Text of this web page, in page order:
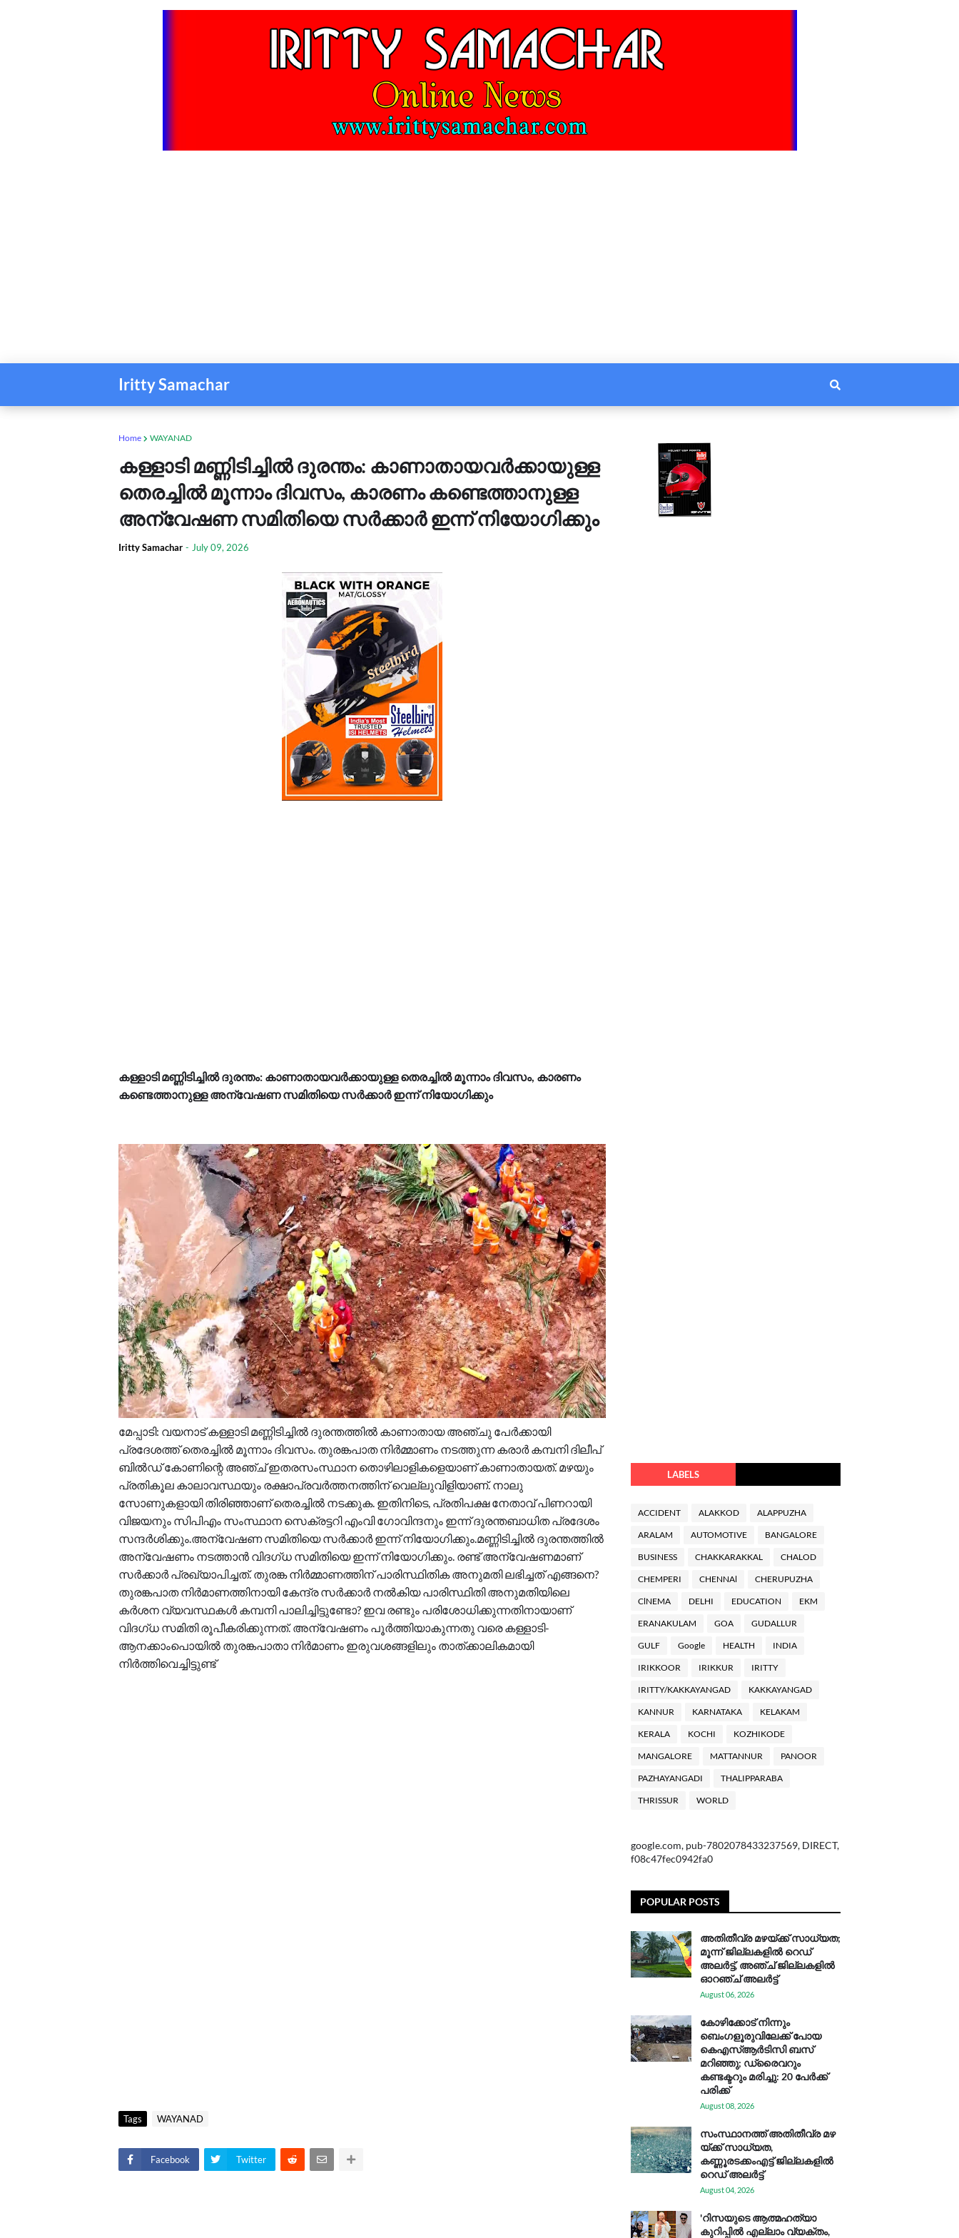
Iritty Samachar
Home WAYANAD
കള്ളാടി മണ്ണിടിച്ചിൽ ദുരന്തം: കാണാതായവർക്കായുള്ള
തെരച്ചിൽ മൂന്നാം ദിവസം, കാരണം കണ്ടെത്താനുള്ള
അന്വേഷണ സമിതിയെ സർക്കാർ ഇന്ന് നിയോഗിക്കും
Iritty Samachar - July 09, 2026
കള്ളാടി മണ്ണിടിച്ചിൽ ദുരന്തം: കാണാതായവർക്കായുള്ള തെരച്ചിൽ മൂന്നാം ദിവസം, കാരണം
കണ്ടെത്താനുള്ള അന്വേഷണ സമിതിയെ സർക്കാർ ഇന്ന് നിയോഗിക്കും
മേപ്പാടി: വയനാട് കള്ളാടി മണ്ണിടിച്ചിൽ ദുരന്തത്തിൽ കാണാതായ അഞ്ചു പേർക്കായി
പ്രദേശത്ത് തെരച്ചിൽ മൂന്നാം ദിവസം. തുരങ്കപാത നിർമ്മാണം നടത്തുന്ന കരാർ കമ്പനി ദിലീപ്
ബിൽഡ് കോണിന്റെ അഞ്ച് ഇതരസംസ്ഥാന തൊഴിലാളികളെയാണ് കാണാതായത്. മഴയും
പ്രതികൂല കാലാവസ്ഥയും രക്ഷാപ്രവർത്തനത്തിന് വെല്ലുവിളിയാണ്. നാലു
സോണുകളായി തിരിഞ്ഞാണ് തെരച്ചിൽ നടക്കുക. ഇതിനിടെ, പ്രതിപക്ഷ നേതാവ് പിണറായി
വിജയനും സിപിഎം സംസ്ഥാന സെക്രട്ടറി എംവി ഗോവിന്ദനും ഇന്ന് ദുരന്തബാധിത പ്രദേശം
സന്ദർശിക്കും.അന്വേഷണ സമിതിയെ സർക്കാർ ഇന്ന് നിയോഗിക്കും.മണ്ണിടിച്ചിൽ ദുരന്തത്തിൽ
അന്വേഷണം നടത്താൻ വിദഗ്ധ സമിതിയെ ഇന്ന് നിയോഗിക്കും. രണ്ട് അന്വേഷണമാണ്
സർക്കാർ പ്രഖ്യാപിച്ചത്. തുരങ്ക നിർമ്മാണത്തിന് പാരിസ്ഥിതിക അനുമതി ലഭിച്ചത് എങ്ങനെ?
തുരങ്കപാത നിർമാണത്തിനായി കേന്ദ്ര സർക്കാ‍‍ർ നൽകിയ പാരിസ്ഥിതി അനുമതിയിലെ
കർശന വ്യവസ്ഥകൾ കമ്പനി പാലിച്ചിട്ടുണ്ടോ? ഇവ രണ്ടും പരിശോധിക്കുന്നതിനായാണ്
വിദഗ്ധ സമിതി രൂപീകരിക്കുന്നത്. അന്വേഷണം പൂർത്തിയാകുന്നതു വരെ കള്ളാടി-
ആനക്കാംപൊയിൽ തുരങ്കപാതാ നിർ‍മാണം ഇരുവശങ്ങളിലും താത്ക്കാലികമായി
നിർത്തിവെച്ചിട്ടുണ്ട്
Tags WAYANAD
Facebook Twitter
LABELS
ACCIDENT ALAKKOD ALAPPUZHA
ARALAM AUTOMOTIVE BANGALORE
BUSINESS CHAKKARAKKAL CHALOD
CHEMPERI CHENNAl CHERUPUZHA
ClNEMA DELHI EDUCATION EKM
ERANAKULAM GOA GUDALLUR
GULF Google HEALTH INDIA
IRIKKOOR IRIKKUR IRITTY
IRITTY/KAKKAYANGAD KAKKAYANGAD
KANNUR KARNATAKA KELAKAM
KERALA KOCHI KOZHIKODE
MANGALORE MATTANNUR PANOOR
PAZHAYANGADI THALIPPARABA
THRISSUR WORLD
google.com, pub-7802078433237569, DIRECT,
f08c47fec0942fa0
POPULAR POSTS
അതിതീവ്ര മഴയ്ക്ക് സാധ്യത;
മൂന്ന് ജില്ലകളിൽ റെഡ്
അലർട്ട്, അഞ്ച് ജില്ലകളിൽ
ഓറഞ്ച് അലർട്ട്
August 06, 2026
കോഴിക്കോട് നിന്നും
ബെംഗളൂരുവിലേക്ക് പോയ
കെഎസ്ആര്‍ടിസി ബസ്
മറിഞ്ഞു; ഡ്രൈവറും
കണ്ടക്ടറും മരിച്ചു: 20 പേര്‍ക്ക്
പരിക്ക്
August 08, 2026
സം​സ്ഥാ​ന​ത്ത് അ​തി​തീ​വ്ര മ​ഴ​
യ്ക്ക് സാ​ധ്യ​ത,
കണ്ണൂരടക്കംഎ​ട്ട് ജി​ല്ല​ക​ളി​ൽ
റെ​ഡ് അ​ലർ​ട്ട്
August 04, 2026
'റിസയുടെ ആത്മഹത്യാ
കുറിപ്പിൽ എല്ലാം വ്യക്തം,